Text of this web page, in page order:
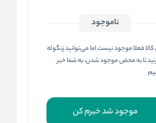
ناموجود
کالا فعلا موجود نیست اما می‌توانید زنگوله
تا به محض موجود شدن، به شما خبر
موجود شد خبرم کن